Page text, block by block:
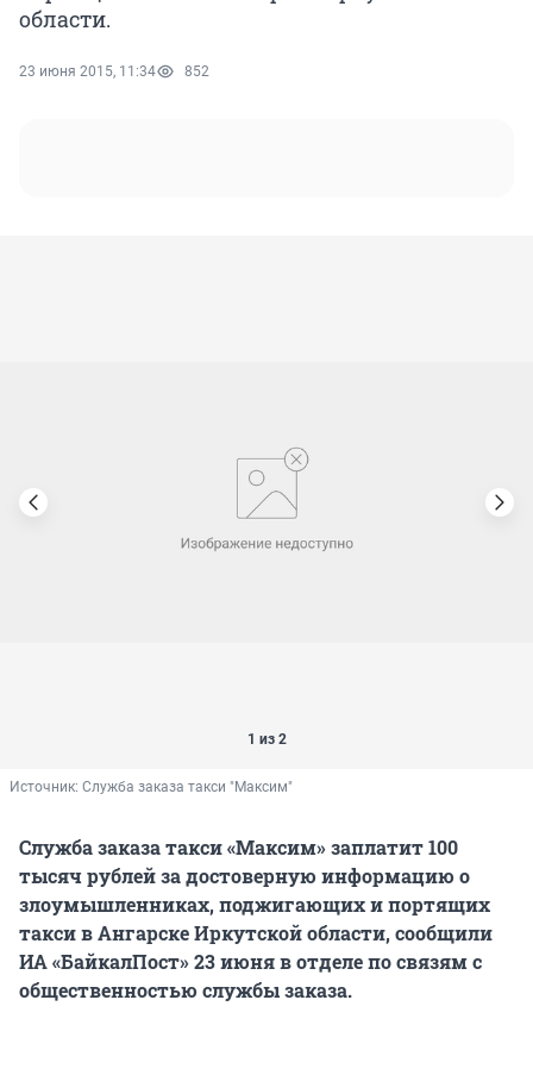
области.
23 июня 2015, 11:34 852
1 из 2
Источник: Служба заказа такси "Максим"
Служба заказа такси «Максим» заплатит 100
тысяч рублей за достоверную информацию о
злоумышленниках, поджигающих и портящих
такси в Ангарске Иркутской области, сообщили
ИА «БайкалПост» 23 июня в отделе по связям с
общественностью службы заказа.